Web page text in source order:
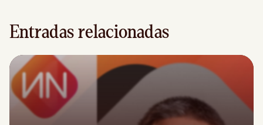
Entradas relacionadas